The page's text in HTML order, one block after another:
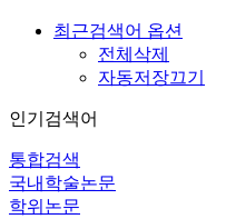
최근검색어 옵션
전체삭제
자동저장끄기
인기검색어
통합검색
국내학술논문
학위논문